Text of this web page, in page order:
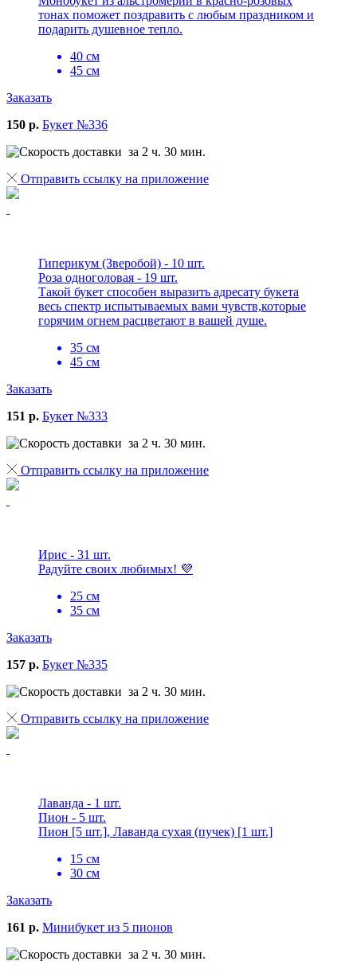
тонах поможет поздравить с любым праздником и
подарить душевное тепло.
40 см
45 см
Заказать
150 р. Букет №336
за 2 ч. 30 мин.
Отправить ссылку на приложение
Гиперикум (Зверобой) - 10 шт.
Роза одноголовая - 19 шт.
Такой букет способен выразить адресату букета
весь спектр испытываемых вами чувств,которые
горячим огнем расцветают в вашей душе.
35 см
45 см
Заказать
151 р. Букет №333
за 2 ч. 30 мин.
Отправить ссылку на приложение
Ирис - 31 шт.
Радуйте своих любимых! 💜
25 см
35 см
Заказать
157 р. Букет №335
за 2 ч. 30 мин.
Отправить ссылку на приложение
Лаванда - 1 шт.
Пион - 5 шт.
Пион [5 шт.], Лаванда сухая (пучек) [1 шт.]
15 см
30 см
Заказать
161 р. Минибукет из 5 пионов
за 2 ч. 30 мин.